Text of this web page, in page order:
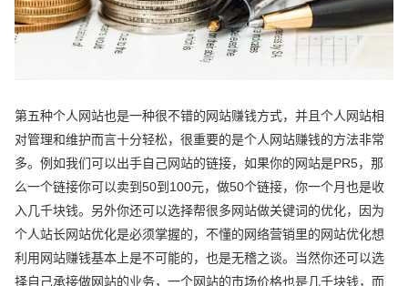
第五种个人网站也是一种很不错的网站赚钱方式，并且个人网站相
对管理和维护而言十分轻松，很重要的是个人网站赚钱的方法非常
多。例如我们可以出手自己网站的链接，如果你的网站是PR5，那
么一个链接你可以卖到50到100元，做50个链接，你一个月也是收
入几千块钱。另外你还可以选择帮很多网站做关键词的优化，因为
个人站长网站优化是必须掌握的，不懂的网络营销里的网站优化想
利用网站赚钱基本上是不可能的，也是无稽之谈。当然你还可以选
择自己承接做网站的业务，一个网站的市场价格也是几千块钱，而